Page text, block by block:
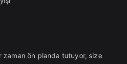
zaman ön planda tutuyor, size